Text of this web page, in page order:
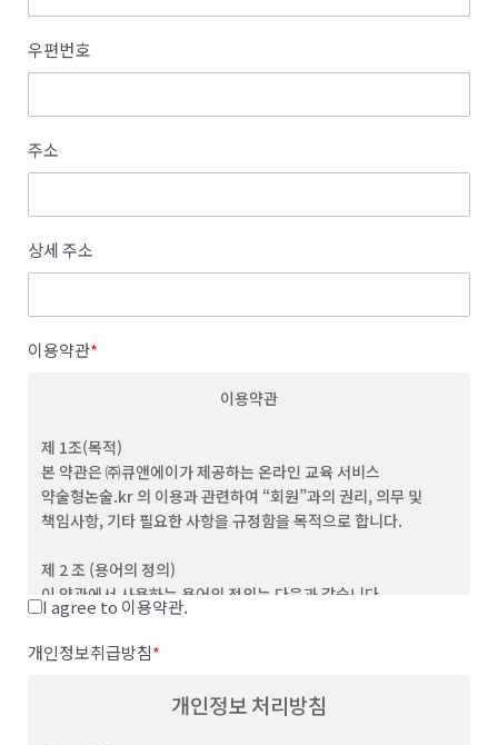
우편번호
주소
상세 주소
이용약관*
이용약관
제 1조(목적)
본 약관은 ㈜큐앤에이가 제공하는 온라인 교육 서비스
약술형논술.kr 의 이용과 관련하여 “회원”과의 권리, 의무 및
책임사항, 기타 필요한 사항을 규정함을 목적으로 합니다.
제 2 조 (용어의 정의)
이 약관에서 사용하는 용어의 정의는 다음과 같습니다.
(1) "서비스”라 함은 이용자가 이용할 수 있는 웹사이트 관련 제반
서비스를 의미합니다
(2) “이용자”라 함은 회사의 웹사이트에 접속하여 본 약관에 따라
회사가 제공하는 콘텐츠 및 제반 서비스를 이용하는 회원 및
I agree to 이용약관.
개인정보취급방침*
개인정보 처리방침